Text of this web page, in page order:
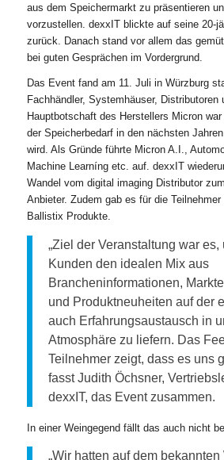
aus dem Speichermarkt zu präsentieren
vorzustellen. dexxIT blickte auf seine 20-
zurück. Danach stand vor allem das
bei guten Gesprächen im Vordergrund.
Das Event fand am 11. Juli in Würzburg
Fachhändler, Systemhäuser, Distributoren
Hauptbotschaft des Herstellers Micron
der Speicherbedarf in den nächsten
wird. Als Gründe führte Micron A.I.,
Machine Learníng etc. auf. dexxIT
Wandel vom digital imaging Distributor
Anbieter. Zudem gab es für die
Ballistix Produkte.
„Ziel der Veranstaltung war es,
Kunden den idealen Mix aus
Brancheninformationen,
und Produktneuheiten auf der
auch Erfahrungsaustausch in
Atmosphäre zu liefern. Das
Teilnehmer zeigt, dass es uns
fasst Judith Öchsner,
dexxIT, das Event zusammen.
In einer Weingegend fällt das auch nicht
„Wir hatten auf dem